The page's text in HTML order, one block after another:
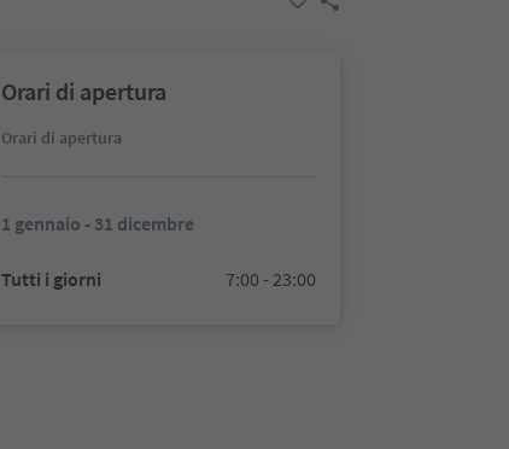
Orari di apertura
Orari di apertura
1 gennaio - 31 dicembre
Tutti i giorni 7:00 - 23:00